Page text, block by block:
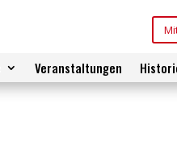
Veranstaltungen